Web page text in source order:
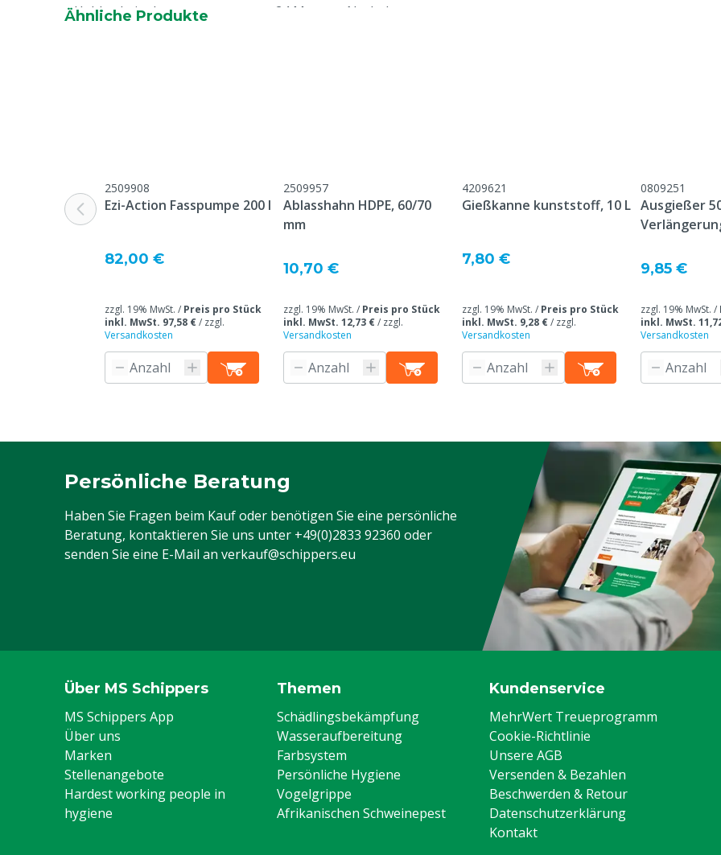
Haltbarkeitsdauer
24 Monate, Nach dem
unseren allgemeinen Service- und
Garantiebedingungen, die unter der
Beschwerden & Retour" am Ende dieser
Webseite aufgeführt sind.
Abschnitt / Bereich
Futtergang, Futtergrube
Tierarten
Rindvieh, Ziegen
Grund nicht rückgabefähig
Dieses Tierfutterergänzungsmittel kann
Silage
Konservierung
Inhalt der Verpackung
186.92 L
Inhalt
200 kg
Ähnliche Produkte
2509908
Ezi-Action Fasspumpe 200 l
82,00 €
zzgl. 19% MwSt. / Preis pro Stück
inkl. MwSt. 97,58 €/ zzgl.
Versandkosten
2509957
Ablasshahn HDPE, 60/70
mm
10,70 €
zzgl. 19% MwSt. / Preis pro Stück
inkl. MwSt. 12,73 €/ zzgl.
Versandkosten
4209621
Gießkanne kunststoff, 10 L
7,80 €
zzgl. 19% MwSt. / Preis pro Stück
inkl. MwSt. 9,28 €/ zzgl.
Versandkosten
0809251
Ausgießer
9,85 €
zzgl. 19% MwSt. /
inkl. MwSt.
Versandkosten
Persönliche Beratung
Haben Sie Fragen beim Kauf oder benötigen Sie eine persönliche
Beratung, kontaktieren Sie uns unter +49(0)2833 92360 oder
senden Sie eine E-Mail an verkauf@schippers.eu
Über MS Schippers
MS Schippers App
Über uns
Marken
Stellenangebote
Hardest working people in
hygiene
Themen
Schädlingsbekämpfung
Wasseraufbereitung
Farbsystem
Persönliche Hygiene
Vogelgrippe
Afrikanischen Schweinepest
Kundenservice
MehrWert Treueprogramm
Cookie-Richtlinie
Unsere AGB
Versenden & Bezahlen
Beschwerden & Retour
Datenschutzerklärung
Kontakt